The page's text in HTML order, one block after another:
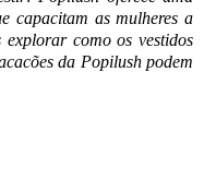
capacitam as mulheres a
explorar como os vestidos
da Popilush podem